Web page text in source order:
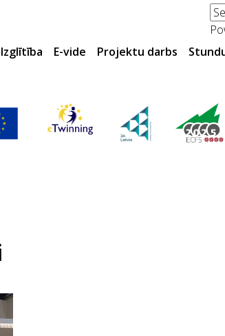
Izglītība E-vide Projektu darbs